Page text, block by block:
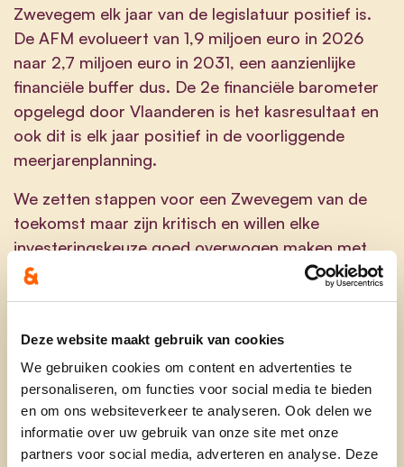
Deze website maakt gebruik van cookies
We gebruiken cookies om content en advertenties te
personaliseren, om functies voor social media te bieden
en om ons websiteverkeer te analyseren. Ook delen we
informatie over uw gebruik van onze site met onze
partners voor social media, adverteren en analyse. Deze
Zwevegem elk jaar van de legislatuur positief is.
De AFM evolueert van 1,9 miljoen euro in 2026
naar 2,7 miljoen euro in 2031, een aanzienlijke
financiële buffer dus. De 2e financiële barometer
opgelegd door Vlaanderen is het kasresultaat en
ook dit is elk jaar positief in de voorliggende
meerjarenplanning.
We zetten stappen voor een Zwevegem van de
toekomst maar zijn kritisch en willen elke
investeringskeuze goed overwogen maken met
een gezonde financiële balans in het achterhoofd,
investeringen. Tegelijk zetten we volop in op het
verkrijgen van subsidies ten bedragen van 21,5
miljoen euro, waardoor de netto last voor
Zwevegem net geen 55 miljoen euro is.
De investeringen worden deels gefinancierd met